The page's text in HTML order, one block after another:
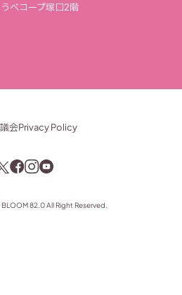
べコープ塚口2階
会Privacy Policy
BLOOM 82.0 All Right Reserved.